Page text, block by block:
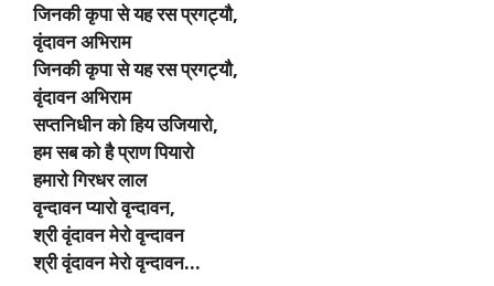
जिनकी कृपा से यह रस प्रगट्यौ,
वृंदावन अभिराम
जिनकी कृपा से यह रस प्रगट्यौ,
वृंदावन अभिराम
सप्तनिधीन को हिय उजियारो,
हम सब को है प्राण पियारो
हमारो गिरधर लाल
वृन्दावन प्यारो वृन्दावन,
श्री वृंदावन मेरो वृन्दावन
श्री वृंदावन मेरो वृन्दावन…